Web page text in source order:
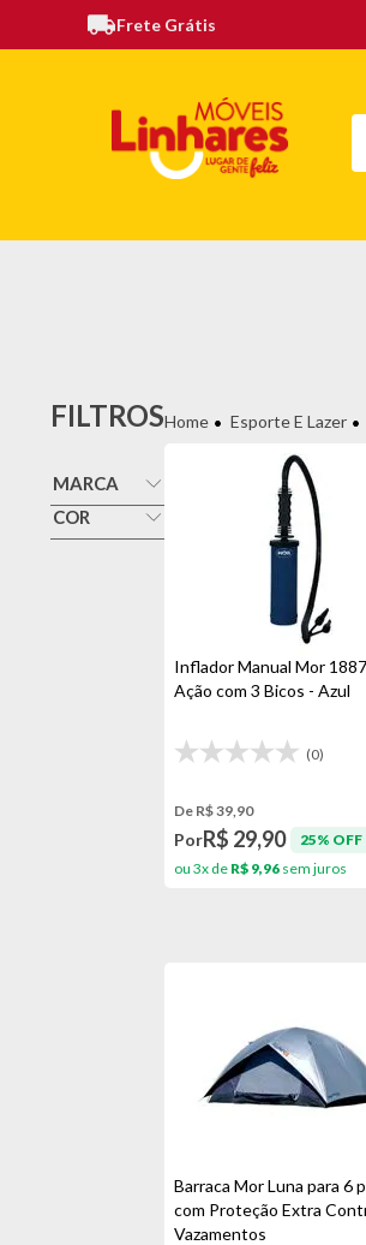
Frete Grátis
FILTROS
MARCA
Bel Fix
COR
Esporte E Lazer
Inflador Manual Mor
Ação com 3 Bicos - Azul
(0)
De R$ 39,90
PorR$ 29,90
25% OFF
ou 3x de R$ 9,96 sem juros
Barraca Mor Luna para 6
com Proteção Extra
Vazamentos